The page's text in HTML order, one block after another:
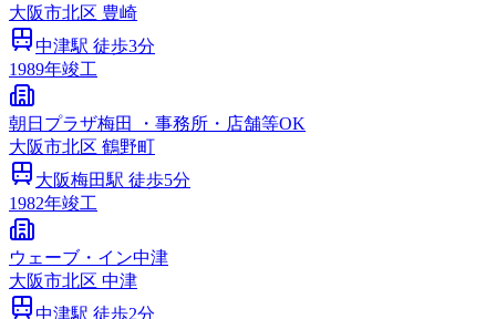
大阪市北区 豊崎
中津駅 徒歩3分
1989年竣工
朝日プラザ梅田 ・事務所・店舗等OK
大阪市北区 鶴野町
大阪梅田駅 徒歩5分
1982年竣工
ウェーブ・イン中津
大阪市北区 中津
中津駅 徒歩2分